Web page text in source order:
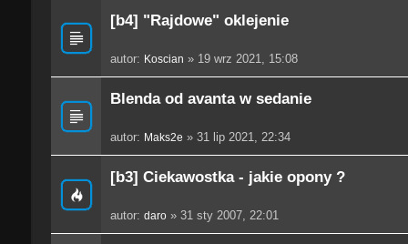
[b4] "Rajdowe" oklejenie
autor: Koscian » 19 wrz 2021, 15:08
Blenda od avanta w sedanie
autor: Maks2e » 31 lip 2021, 22:34
[b3] Ciekawostka - jakie opony ?
autor: daro» 31 sty 2007, 22:01